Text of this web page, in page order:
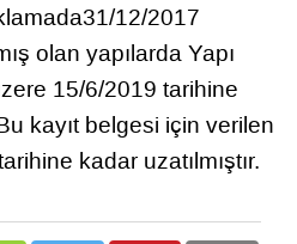
12/2017
olan yapılarda Yapı
15/6/2019 tarihine
kayıt belgesi için verilen
kadar uzatılmıştır.